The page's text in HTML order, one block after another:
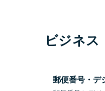
ビジネ
郵便番号・デ